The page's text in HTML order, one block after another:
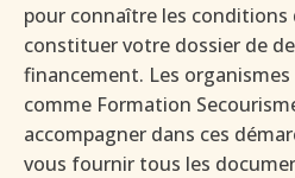
pour connaître les
constituer votre dossier de
financement. Les
comme Formation
accompagner dans ces
vous fournir tous les